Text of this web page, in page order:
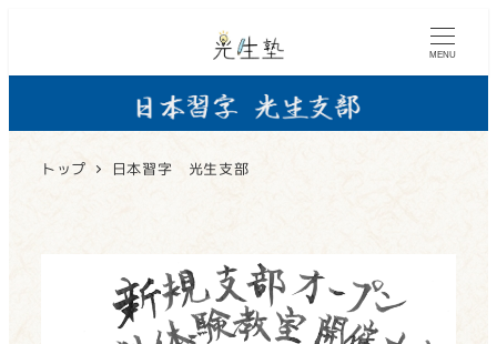
MENU
トップ 日本習字 光生支部